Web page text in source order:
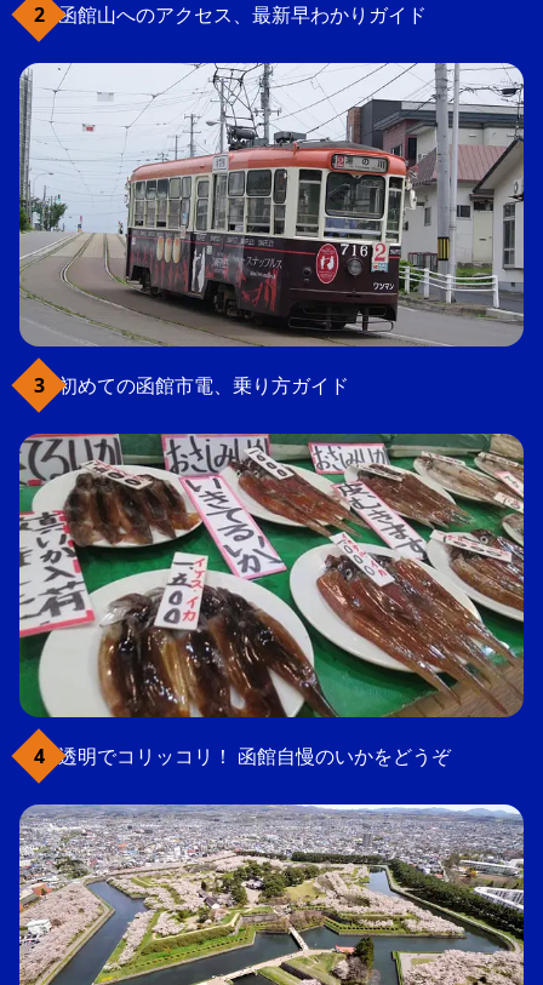
函館山へのアクセス、最新早わかりガイド
初めての函館市電、乗り方ガイド
透明でコリッコリ！ 函館自慢のいかをどうぞ